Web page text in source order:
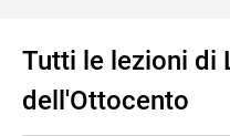
Tutti le lezioni di
dell'Ottocento